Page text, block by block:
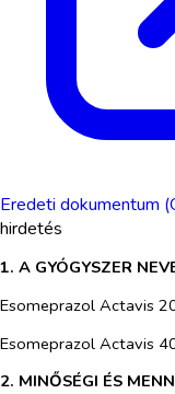
Eredeti dokumentum
hirdetés
1. A GYÓGYSZER
Esomeprazol Actavis
Esomeprazol Actavis
2. MINŐSÉGI ÉS